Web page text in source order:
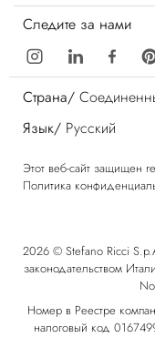
Следите за нами
Страна/
Язык/ Русский
Этот веб-сайт защищен
Политика
2026 © Stefano Ricci
законодательством
Номер в Реестре
налоговый код